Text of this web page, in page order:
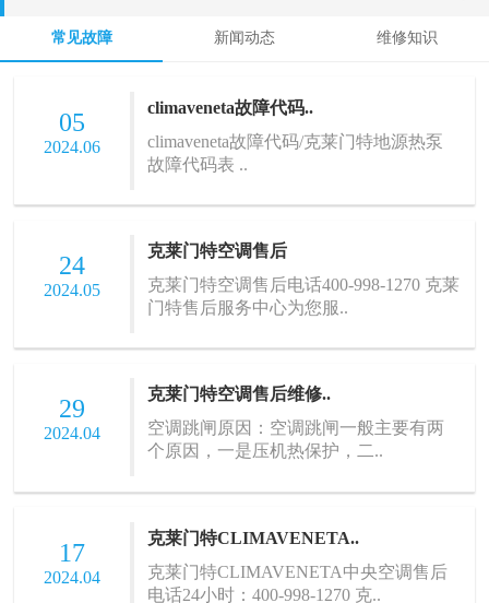
常见故障 新闻动态 维修知识
05
2024.06
climaveneta故障代码..
climaveneta故障代码/克莱门特地源热泵
故障代码表 ..
24
2024.05
克莱门特空调售后
克莱门特空调售后电话400-998-1270 克莱
门特售后服务中心为您服..
29
2024.04
克莱门特空调售后维修..
空调跳闸原因：空调跳闸一般主要有两
个原因，一是压机热保护，二..
17
2024.04
克莱门特CLIMAVENETA..
克莱门特CLIMAVENETA中央空调售后
电话24小时：400-998-1270 克..